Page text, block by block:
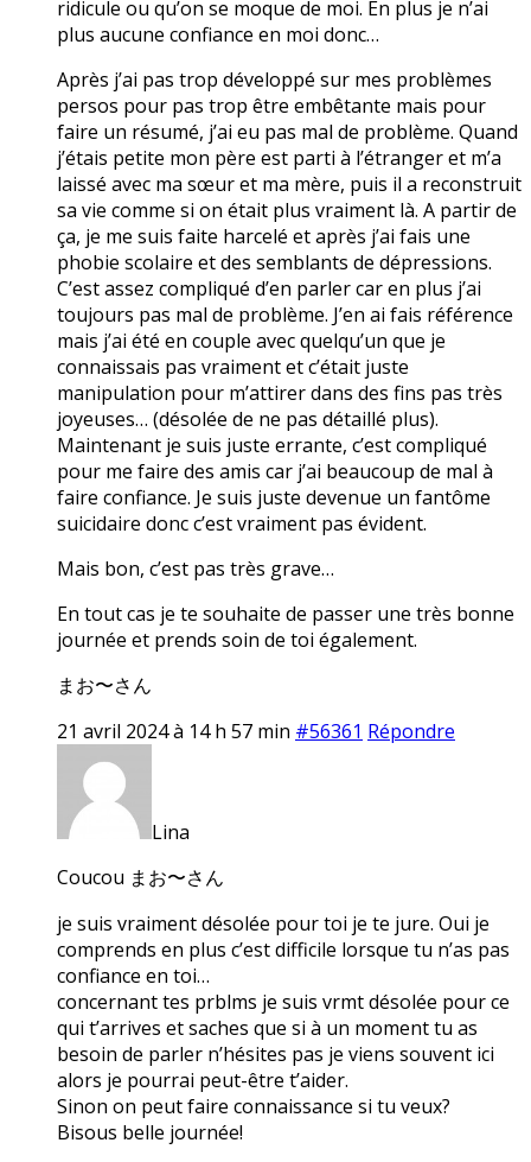
ridicule ou qu’on se moque de moi. En plus je n’ai
plus aucune confiance en moi donc…
Après j’ai pas trop développé sur mes problèmes
persos pour pas trop être embêtante mais pour
faire un résumé, j’ai eu pas mal de problème. Quand
j’étais petite mon père est parti à l’étranger et m’a
laissé avec ma sœur et ma mère, puis il a reconstruit
sa vie comme si on était plus vraiment là. A partir de
ça, je me suis faite harcelé et après j’ai fais une
phobie scolaire et des semblants de dépressions.
C’est assez compliqué d’en parler car en plus j’ai
toujours pas mal de problème. J’en ai fais référence
mais j’ai été en couple avec quelqu’un que je
connaissais pas vraiment et c’était juste
manipulation pour m’attirer dans des fins pas très
joyeuses… (désolée de ne pas détaillé plus).
Maintenant je suis juste errante, c’est compliqué
pour me faire des amis car j’ai beaucoup de mal à
faire confiance. Je suis juste devenue un fantôme
suicidaire donc c’est vraiment pas évident.
Mais bon, c’est pas très grave…
En tout cas je te souhaite de passer une très bonne
journée et prends soin de toi également.
まお〜さん
21 avril 2024 à 14 h 57 min #56361 Répondre
Lina
Coucou まお〜さん
je suis vraiment désolée pour toi je te jure. Oui je
comprends en plus c’est difficile lorsque tu n’as pas
confiance en toi…
concernant tes prblms je suis vrmt désolée pour ce
qui t’arrives et saches que si à un moment tu as
besoin de parler n’hésites pas je viens souvent ici
alors je pourrai peut-être t’aider.
Sinon on peut faire connaissance si tu veux?
Bisous belle journée!